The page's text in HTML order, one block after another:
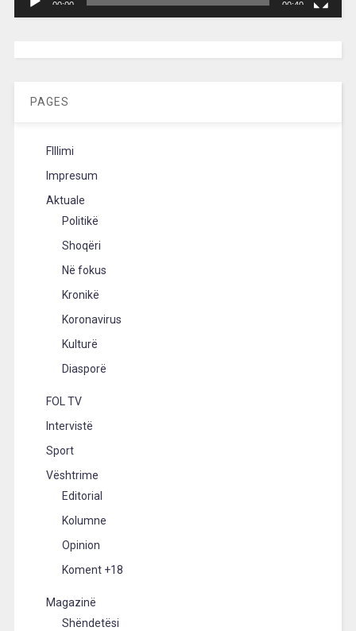
00:00 00:40
PAGES
FIllimi
Impresum
Aktuale
Politikë
Shoqëri
Në fokus
Kronikë
Koronavirus
Kulturë
Diasporë
FOL TV
Intervistë
Sport
Vështrime
Editorial
Kolumne
Opinion
Koment +18
Magazinë
Shëndetësi